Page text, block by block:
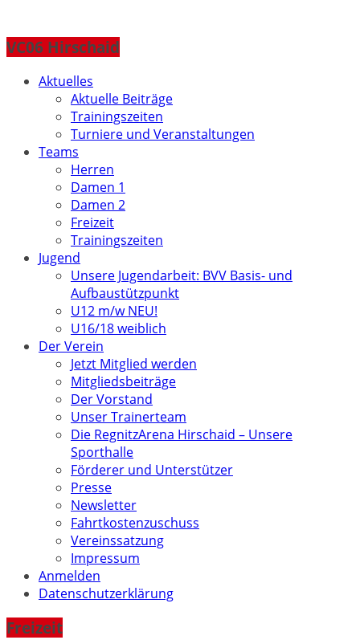
VC06 Hirschaid
Aktuelles
Aktuelle Beiträge
Trainingszeiten
Turniere und Veranstaltungen
Teams
Herren
Damen 1
Damen 2
Freizeit
Trainingszeiten
Jugend
Unsere Jugendarbeit: BVV Basis- und
Aufbaustützpunkt
U12 m/w NEU!
U16/18 weiblich
Der Verein
Jetzt Mitglied werden
Mitgliedsbeiträge
Der Vorstand
Unser Trainerteam
Die RegnitzArena Hirschaid – Unsere
Sporthalle
Förderer und Unterstützer
Presse
Newsletter
Fahrtkostenzuschuss
Vereinssatzung
Impressum
Anmelden
Datenschutzerklärung
Freizeit